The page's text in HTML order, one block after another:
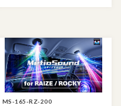
MS-165-RZ-200